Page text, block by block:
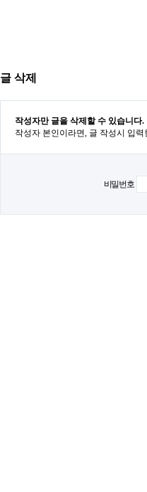
글 삭제
작성자만 글을 삭제할 수 있습니다.
작성자 본인이라면, 글 작성시 입
비밀번호